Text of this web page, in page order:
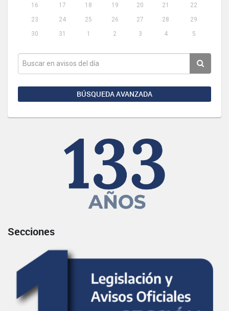
16
17 18 19 20 21
22
23
24 25 26 27 28
29
30
31 1 2 3 4 5
BÚSQUEDA AVANZADA
Secciones